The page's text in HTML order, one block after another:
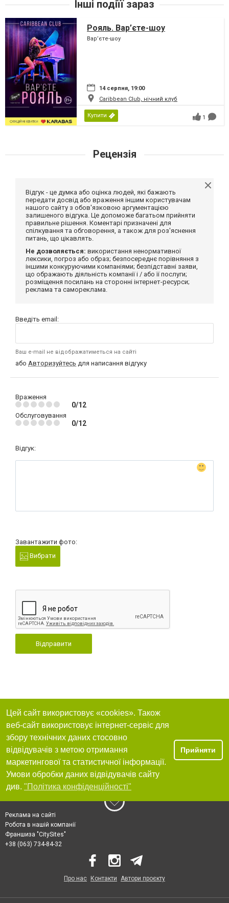
Інші подіїї зараз
Рояль. Вар’єте-шоу
Вар’єте-шоу
14 серпня, 19:00
Caribbean Club, нічний клуб
Купити 1
Рецензія
Відгук - це думка або оцінка людей, які бажають
передати досвід або враження іншим користувачам
нашого сайту з обов'язковою аргументацією
залишеного відгука. Це допоможе багатьом прийняти
правильне рішення. Коментарі призначені для
спілкування та обговорення, а також для роз'яснення
питань, що цікавлять.
Не дозволяється: використання ненормативної
лексики, погроз або образ; безпосереднє порівняння з
іншими конкуруючими компаніями; безпідставні заяви,
що ображають діяльність компанії і / або її послуги;
розміщення посилань на сторонні інтернет-ресурси;
реклама та самореклама.
Введіть email:
Ваш e-mail не відображатиметься на сайті
або Авторизуйтесь для написання відгуку
Враження
0/12
Обслуговування
0/12
Відгук:
Завантажити фото:
Вибрати
Відправити
Цей сайт використовує «cookies». Також
веб-сайт використовує інтернет-сервіс для
збору технічних даних стосовно
відвідувачів з метою отримання
маркетингової та статистичної інформації.
Умови обробки даних відвідувачів сайту
див. "Політика конфіденційності"
Прийняти
Реклама на сайті
Робота в нашій компанії
Франшиза "CitySites"
+38 (063) 734-84-32
Про нас Контакти Автори проєкту